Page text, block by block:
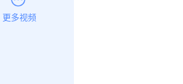
更多视频